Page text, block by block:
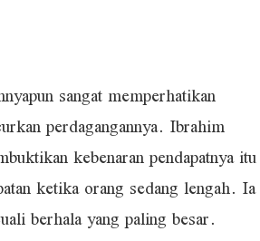
sangat memperhatikan
perdagangannya. Ibrahim
kebenaran pendapatnya itu
ketika orang sedang lengah. Ia
berhala yang paling besar.